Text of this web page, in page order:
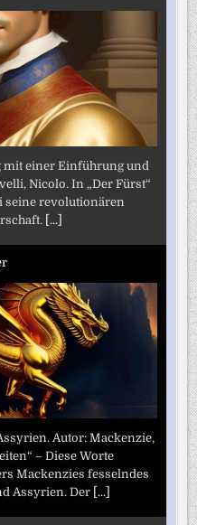
mit einer Einführung und
Nicolo. In „Der Fürst“
seine revolutionären
[...]
Autor: Mackenzie,
– Diese Worte
Mackenzies fesselndes
Assyrien. Der [...]